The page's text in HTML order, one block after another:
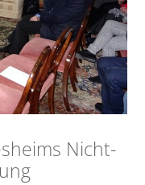
Nicht-